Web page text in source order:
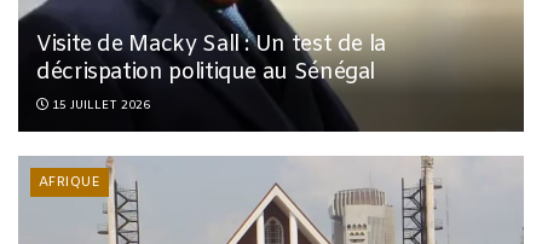
Visite de Macky Sall : Un test de la
décrispation politique au Sénégal
15 JUILLET 2026
AFRIQUE